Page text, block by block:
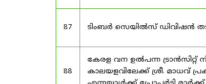
87 ടിംബർ സെയിൽസ് ഡിവിഷൻ
88
കേരള വന ഉൽ‌പന്ന ട്രാൻസിറ്റ്
കാലയളവിലേക്ക് ശ്രീ. മാധവ്